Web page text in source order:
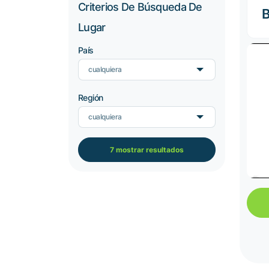
Criterios De Búsqueda De
Lugar
País
cualquiera
Región
cualquiera
7 mostrar resultados